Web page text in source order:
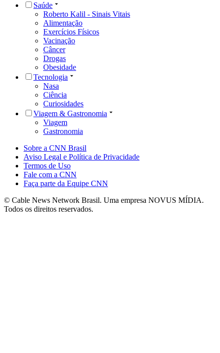
Saúde
Roberto Kalil - Sinais Vitais
Alimentação
Exercícios Físicos
Vacinação
Câncer
Drogas
Obesidade
Tecnologia
Nasa
Ciência
Curiosidades
Viagem & Gastronomia
Viagem
Gastronomia
Sobre a CNN Brasil
Aviso Legal e Política de Privacidade
Termos de Uso
Fale com a CNN
Faça parte da Equipe CNN
© Cable News Network Brasil. Uma empresa NOVUS MÍDIA.
Todos os direitos reservados.